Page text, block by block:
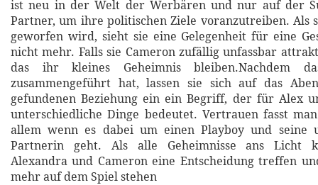
ist neu in der Welt der Werbären und nur auf der
Partner, um ihre politischen Ziele voranzutreiben. Als
geworfen wird, sieht sie eine Gelegenheit für eine
nicht mehr. Falls sie Cameron zufällig unfassbar
das ihr kleines Geheimnis bleiben.Nachdem
zusammengeführt hat, lassen sie sich auf das
gefundenen Beziehung ein ein Begriff, der für Alex
unterschiedliche Dinge bedeutet. Vertrauen fasst
allem wenn es dabei um einen Playboy und seine
Partnerin geht. Als alle Geheimnisse ans Licht
Alexandra und Cameron eine Entscheidung treffen
mehr auf dem Spiel stehen